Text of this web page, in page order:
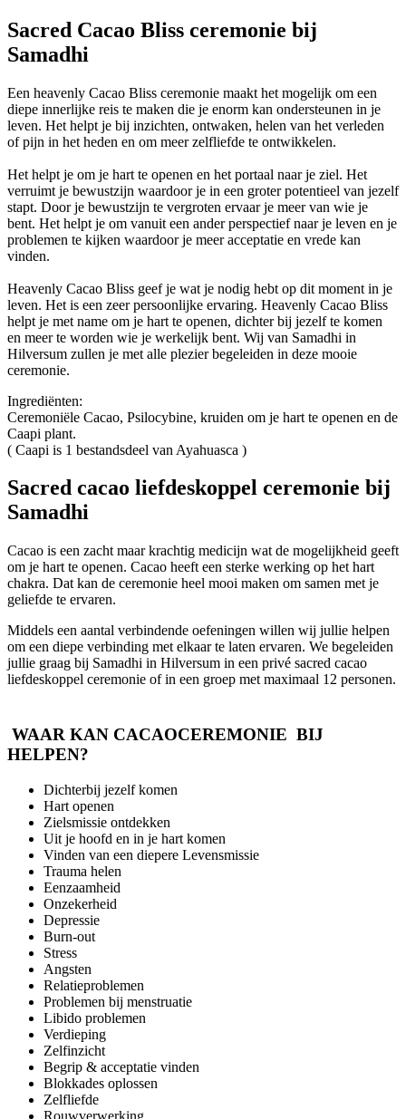
Sacred Cacao Bliss ceremonie bij
Samadhi
Een heavenly Cacao Bliss ceremonie maakt het mogelijk om een
diepe innerlijke reis te maken die je enorm kan ondersteunen in je
leven. Het helpt je bij inzichten, ontwaken, helen van het verleden
of pijn in het heden en om meer zelfliefde te ontwikkelen.
Het helpt je om je hart te openen en het portaal naar je ziel. Het
verruimt je bewustzijn waardoor je in een groter potentieel van jezelf
stapt. Door je bewustzijn te vergroten ervaar je meer van wie je
bent. Het helpt je om vanuit een ander perspectief naar je leven en je
problemen te kijken waardoor je meer acceptatie en vrede kan
vinden.
Heavenly Cacao Bliss geef je wat je nodig hebt op dit moment in je
leven. Het is een zeer persoonlijke ervaring. Heavenly Cacao Bliss
helpt je met name om je hart te openen, dichter bij jezelf te komen
en meer te worden wie je werkelijk bent. Wij van Samadhi in
Hilversum zullen je met alle plezier begeleiden in deze mooie
ceremonie.
Ingrediënten:
Ceremoniële Cacao, Psilocybine, kruiden om je hart te openen en de
Caapi plant.
( Caapi is 1 bestandsdeel van Ayahuasca )
Sacred cacao liefdeskoppel ceremonie bij
Samadhi
Cacao is een zacht maar krachtig medicijn wat de mogelijkheid geeft
om je hart te openen. Cacao heeft een sterke werking op het hart
chakra. Dat kan de ceremonie heel mooi maken om samen met je
geliefde te ervaren.
Middels een aantal verbindende oefeningen willen wij jullie helpen
om een diepe verbinding met elkaar te laten ervaren. We begeleiden
jullie graag bij Samadhi in Hilversum in een privé sacred cacao
liefdeskoppel ceremonie of in een groep met maximaal 12 personen.
WAAR KAN CACAOCEREMONIE BIJ
HELPEN?
Dichterbij jezelf komen
Hart openen
Zielsmissie ontdekken
Uit je hoofd en in je hart komen
Vinden van een diepere Levensmissie
Trauma helen
Eenzaamheid
Onzekerheid
Depressie
Burn-out
Stress
Angsten
Relatieproblemen
Problemen bij menstruatie
Libido problemen
Verdieping
Zelfinzicht
Begrip & acceptatie vinden
Blokkades oplossen
Zelfliefde
Rouwverwerking